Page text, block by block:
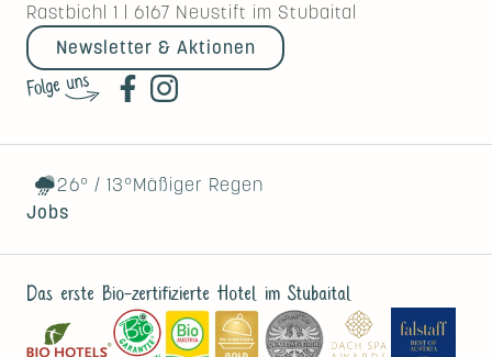
Rastbichl 1 |6167 Neustift im Stubaital
Newsletter & Aktionen
26° / 13°Mäßiger Regen
Jobs
Das erste Bio-zertifizierte Hotel im Stubaital